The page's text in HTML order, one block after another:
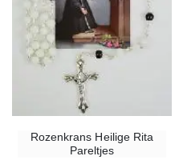
Rozenkrans Heilige Rita
Pareltjes